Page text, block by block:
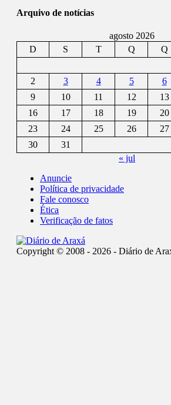
Arquivo de notícias
agosto 2026
D
S T Q Q
2
3 4 5 6
9
10 11 12 13
16
17 18 19 20
23
24 25 26 27
30
31
« jul
Anuncie
Política de privacidade
Fale conosco
Ética
Verificação de fatos
Copyright © 2008 - 2026 - Diário de